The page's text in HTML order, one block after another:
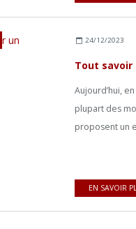
24/12/2023
Aujourd’hui,
plupart des
proposent un
EN SAVOIR